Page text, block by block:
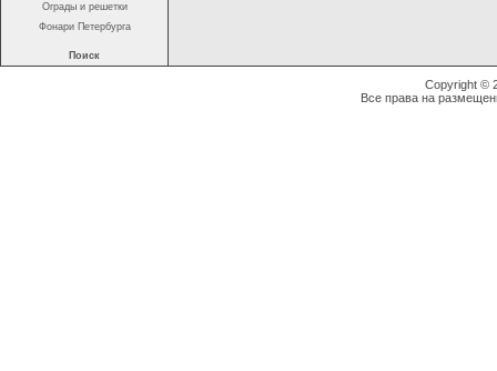
Ограды и решетки
Фонари Петербурга
Поиск
Copyright ©
Все права на